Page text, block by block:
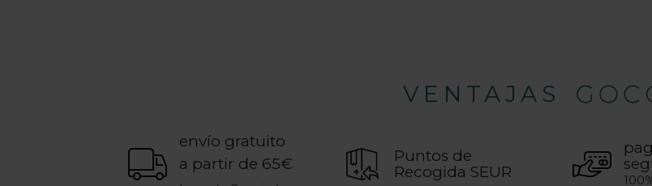
VENTAJAS
envío gratuito
a partir de 65€
Puntos de
Recogida SEUR